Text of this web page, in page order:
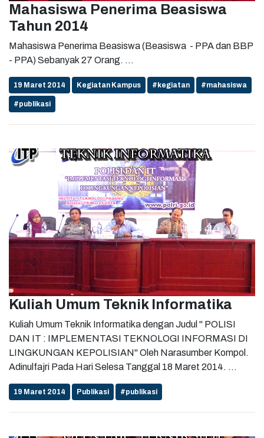
Mahasiswa Penerima Beasiswa
Tahun 2014
Mahasiswa Penerima Beasiswa (Beasiswa - PPA dan BBP
- PPA) Sebanyak 27 Orang. ...
19 Maret 2014 Kegiatan Kampus #kegiatan #mahasiswa
#publikasi
Kuliah Umum Teknik Informatika
Kuliah Umum Teknik Informatika dengan Judul " POLISI
DAN IT : IMPLEMENTASI TEKNOLOGI INFORMASI DI
LINGKUNGAN KEPOLISIAN" Oleh Narasumber Kompol.
Adinulfajri Pada Hari Selesa Tanggal 18 Maret 2014. ...
19 Maret 2014 Publikasi #publikasi